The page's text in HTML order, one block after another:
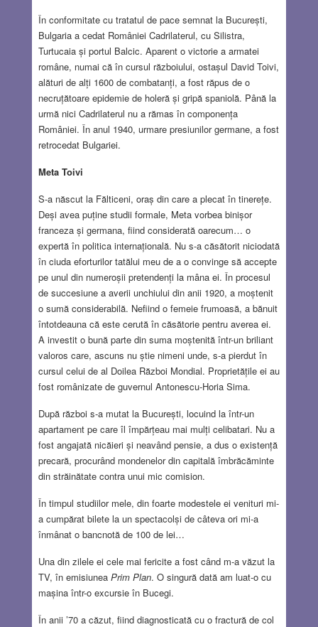
În conformitate cu tratatul de pace semnat la București,
Bulgaria a cedat României Cadrilaterul, cu Silistra,
Turtucaia și portul Balcic. Aparent o victorie a armatei
române, numai că în cursul războiului, ostașul David Toivi,
alături de alți 1600 de combatanți, a fost răpus de o
necruțătoare epidemie de holeră și gripă spaniolă. Până la
urmă nici Cadrilaterul nu a rămas în componența
României. În anul 1940, urmare presiunilor germane, a fost
retrocedat Bulgariei.
Meta Toivi
S-a născut la Fălticeni, oraș din care a plecat în tinerețe.
Deși avea puține studii formale, Meta vorbea binișor
franceza și germana, fiind considerată oarecum… o
expertă în politica internațională. Nu s-a căsătorit niciodată
în ciuda eforturilor tatălui meu de a o convinge să accepte
pe unul din numeroșii pretendenți la mâna ei. În procesul
de succesiune a averii unchiului din anii 1920, a moștenit
o sumă considerabilă. Nefiind o femeie frumoasă, a bănuit
întotdeauna că este cerută în căsătorie pentru averea ei.
A investit o bună parte din suma moștenită într-un briliant
valoros care, ascuns nu știe nimeni unde, s-a pierdut în
cursul celui de al Doilea Război Mondial. Proprietățile ei au
fost românizate de guvernul Antonescu-Horia Sima.
După război s-a mutat la București, locuind la într-un
apartament pe care îl împărțeau mai mulți celibatari. Nu a
fost angajată nicăieri și neavând pensie, a dus o existență
precară, procurând mondenelor din capitală îmbrăcăminte
din străinătate contra unui mic comision.
În timpul studiilor mele, din foarte modestele ei venituri mi-
a cumpărat bilete la un spectacolși de câteva ori mi-a
înmânat o bancnotă de 100 de lei…
Una din zilele ei cele mai fericite a fost când m-a văzut la
TV, în emisiunea Prim Plan. O singură dată am luat-o cu
mașina într-o excursie în Bucegi.
În anii ’70 a căzut, fiind diagnosticată cu o fractură de col